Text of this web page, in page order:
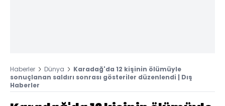
Haberler Dünya
Karadağ'da 12 kişinin ölümüyle
sonuçlanan saldırı sonrası gösteriler düzenlendi | Dış
Haberler